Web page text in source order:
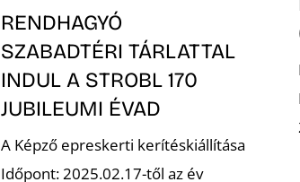
RENDHAGYÓ
SZABADTÉRI TÁRLATTAL
INDUL A STROBL 170
JUBILEUMI ÉVAD
A Képző epreskerti kerítéskiállítása
Időpont: 2025.02.17-től az év